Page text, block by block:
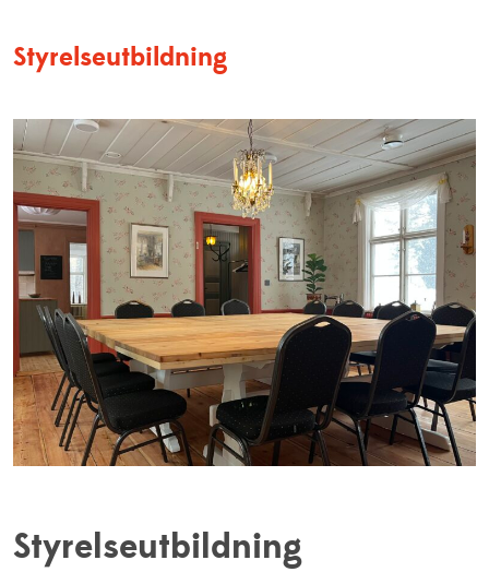
Styrelseutbildning
Styrelseutbildning